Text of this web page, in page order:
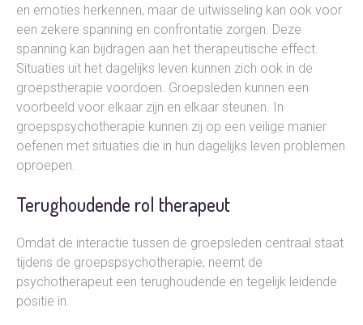
en emoties herkennen, maar de uitwisseling kan ook voor
een zekere spanning en confrontatie zorgen. Deze
spanning kan bijdragen aan het therapeutische effect.
Situaties uit het dagelijks leven kunnen zich ook in de
groepstherapie voordoen. Groepsleden kunnen een
voorbeeld voor elkaar zijn en elkaar steunen. In
groepspsychotherapie kunnen zij op een veilige manier
oefenen met situaties die in hun dagelijks leven problemen
oproepen.
Terughoudende rol therapeut
Omdat de interactie tussen de groepsleden centraal staat
tijdens de groepspsychotherapie, neemt de
psychotherapeut een terughoudende en tegelijk leidende
positie in.